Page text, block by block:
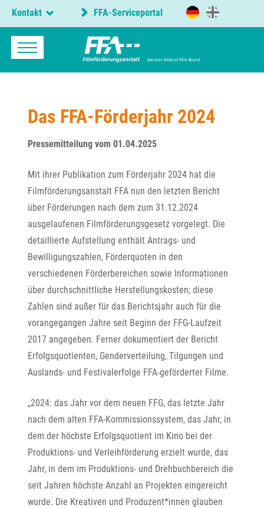
Kontakt FFA-Serviceportal
Das FFA-Förderjahr 2024
Pressemitteilung vom 01.04.2025
Mit ihrer Publikation zum Förderjahr 2024 hat die
Filmförderungsanstalt FFA nun den letzten Bericht
über Förderungen nach dem zum 31.12.2024
ausgelaufenen Filmförderungsgesetz vorgelegt. Die
detaillierte Aufstellung enthält Antrags- und
Bewilligungszahlen, Förderquoten in den
verschiedenen Förderbereichen sowie Informationen
über durchschnittliche Herstellungskosten; diese
Zahlen sind außer für das Berichtsjahr auch für die
vorangegangen Jahre seit Beginn der FFG-Laufzeit
2017 angegeben. Ferner dokumentiert der Bericht
Erfolgsquotienten, Genderverteilung, Tilgungen und
Auslands- und Festivalerfolge FFA-geförderter Filme.
„2024: das Jahr vor dem neuen FFG, das letzte Jahr
nach dem alten FFA-Kommissionssystem, das Jahr, in
dem der höchste Erfolgsquotient im Kino bei der
Produktions- und Verleihförderung erzielt wurde, das
Jahr, in dem im Produktions- und Drehbuchbereich die
seit Jahren höchste Anzahl an Projekten eingereicht
wurde. Die Kreativen und Produzent*innen glauben